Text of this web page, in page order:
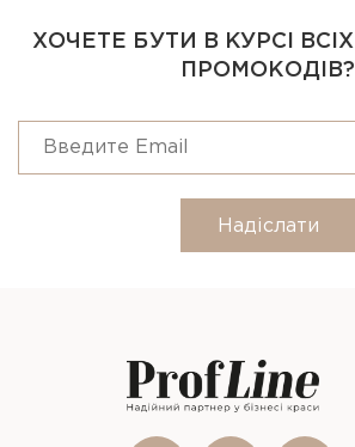
ХОЧЕТЕ БУТИ В КУРСІ
ПРОМОКОДІВ?
Надіслати